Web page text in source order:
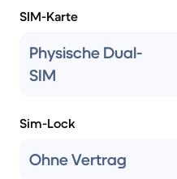
SIM-Karte
Physische Dual-
SIM
Sim-Lock
Ohne Vertrag